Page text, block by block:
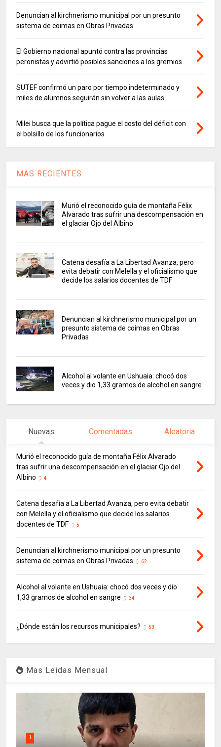
Denuncian al kirchnerismo municipal por un presunto
sistema de coimas en Obras Privadas
El Gobierno nacional apuntó contra las provincias
peronistas y advirtió posibles sanciones a los gremios
SUTEF confirmó un paro por tiempo indeterminado y
miles de alumnos seguirán sin volver a las aulas
Milei busca que la política pague el costo del déficit con
el bolsillo de los funcionarios
MAS RECIENTES
Murió el reconocido guía de montaña Félix
Alvarado tras sufrir una descompensación en
el glaciar Ojo del Albino
Catena desafía a La Libertad Avanza, pero
evita debatir con Melella y el oficialismo que
decide los salarios docentes de TDF
Denuncian al kirchnerismo municipal por un
presunto sistema de coimas en Obras
Privadas
Alcohol al volante en Ushuaia: chocó dos
veces y dio 1,33 gramos de alcohol en sangre
Nuevas Comentadas Aleatoria
Murió el reconocido guía de montaña Félix Alvarado
tras sufrir una descompensación en el glaciar Ojo del
Albino
4
Catena desafía a La Libertad Avanza, pero evita debatir
con Melella y el oficialismo que decide los salarios
docentes de TDF
5
Denuncian al kirchnerismo municipal por un presunto
sistema de coimas en Obras Privadas
62
Alcohol al volante en Ushuaia: chocó dos veces y dio
1,33 gramos de alcohol en sangre
34
¿Dónde están los recursos municipales? 53
Mas Leidas Mensual
1